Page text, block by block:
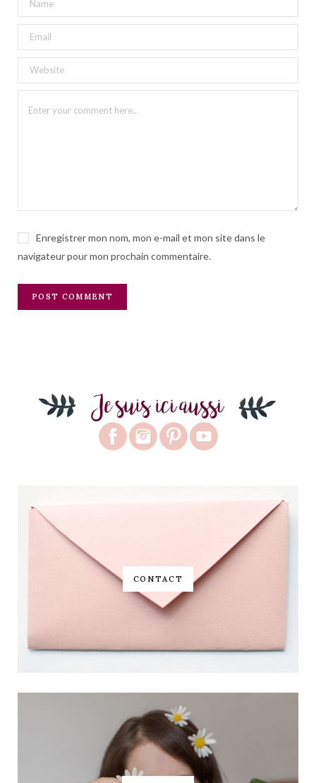
Enregistrer mon nom, mon e-mail et mon site dans le
navigateur pour mon prochain commentaire.
CONTACT